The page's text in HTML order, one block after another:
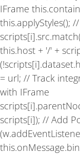
IFrame
this.applyStyles();
this.host + '/' +
= url; // Track
with IFrame
scripts[i]); // Add